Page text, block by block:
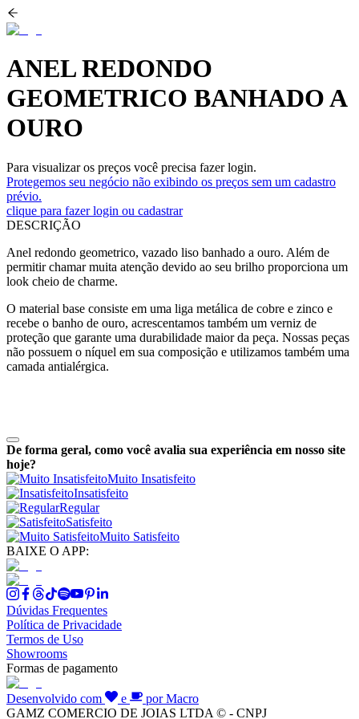
ANEL REDONDO
GEOMETRICO BANHADO A
OURO
Para visualizar os preços você precisa fazer login.
Protegemos seu negócio não exibindo os preços sem um cadastro
prévio.
clique para fazer login ou cadastrar
DESCRIÇÃO
Anel redondo geometrico, vazado liso banhado a ouro. Além de
permitir chamar muita atenção devido ao seu brilho proporciona um
look cheio de charme.
O material base consiste em uma liga metálica de cobre e zinco e
recebe o banho de ouro, acrescentamos também um verniz de
proteção que garante uma durabilidade maior da peça. Nossas peças
não possuem o níquel em sua composição e utilizamos também uma
camada antialérgica.
De forma geral, como você avalia sua experiência em nosso site
hoje?
Muito Insatisfeito
Insatisfeito
Regular
Satisfeito
Muito Satisfeito
BAIXE O APP:
Dúvidas Frequentes
Política de Privacidade
Termos de Uso
Showrooms
Formas de pagamento
Desenvolvido com e
por Macro
GAMZ COMERCIO DE JOIAS LTDA © - CNPJ